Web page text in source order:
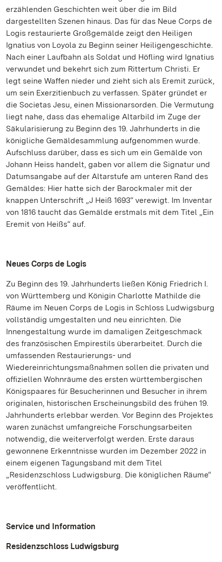
erzählenden Geschichten weit über die im Bild
dargestellten Szenen hinaus. Das für das Neue Corps de
Logis restaurierte Großgemälde zeigt den Heiligen
Ignatius von Loyola zu Beginn seiner Heiligengeschichte.
Nach einer Laufbahn als Soldat und Höfling wird Ignatius
verwundet und bekehrt sich zum Rittertum Christi. Er
legt seine Waffen nieder und zieht sich als Eremit zurück,
um sein Exerzitienbuch zu verfassen. Später gründet er
die Societas Jesu, einen Missionarsorden. Die Vermutung
liegt nahe, dass das ehemalige Altarbild im Zuge der
Säkularisierung zu Beginn des 19. Jahrhunderts in die
königliche Gemäldesammlung aufgenommen wurde.
Aufschluss darüber, dass es sich um ein Gemälde von
Johann Heiss handelt, gaben vor allem die Signatur und
Datumsangabe auf der Altarstufe am unteren Rand des
Gemäldes: Hier hatte sich der Barockmaler mit der
knappen Unterschrift „J Heiß 1693“ verewigt. Im Inventar
von 1816 taucht das Gemälde erstmals mit dem Titel „Ein
Eremit von Heißs“ auf.
Neues Corps de Logis
Zu Beginn des 19. Jahrhunderts ließen König Friedrich I.
von Württemberg und Königin Charlotte Mathilde die
Räume im Neuen Corps de Logis in Schloss Ludwigsburg
vollständig umgestalten und neu einrichten. Die
Innengestaltung wurde im damaligen Zeitgeschmack
des französischen Empirestils überarbeitet. Durch die
umfassenden Restaurierungs- und
Wiedereinrichtungsmaßnahmen sollen die privaten und
offiziellen Wohnräume des ersten württembergischen
Königspaares für Besucherinnen und Besucher in ihrem
originalen, historischen Erscheinungsbild des frühen 19.
Jahrhunderts erlebbar werden. Vor Beginn des Projektes
waren zunächst umfangreiche Forschungsarbeiten
notwendig, die weiterverfolgt werden. Erste daraus
gewonnene Erkenntnisse wurden im Dezember 2022 in
einem eigenen Tagungsband mit dem Titel
„Residenzschloss Ludwigsburg. Die königlichen Räume“
veröffentlicht.
Service und Information
Residenzschloss Ludwigsburg